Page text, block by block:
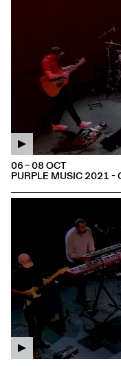
PURPLE MUSIC 2021 -
06 – 08 OCT